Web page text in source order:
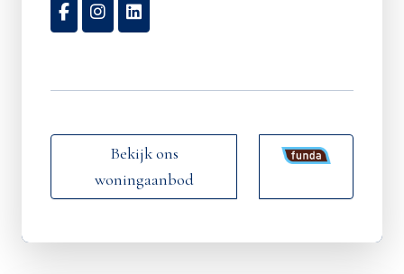
Bekijk ons
woningaanbod